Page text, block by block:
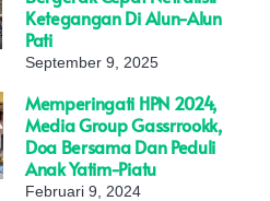
Ketegangan Di Alun-Alun
Pati
September 9, 2025
Memperingati HPN 2024,
Media Group Gassrrookk,
Doa Bersama Dan Peduli
Anak Yatim-Piatu
Februari 9, 2024